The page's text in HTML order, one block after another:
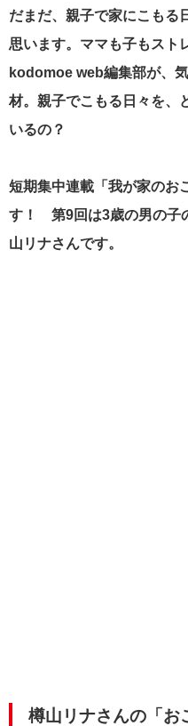
だまだ、親子で家にこもる
思います。 ママも子もスト
kodomoe web編集部が、
材。親子でこもる日々を、
いるの？
短期集中連載「我が家のお
す！ 第9回は3歳の男の子
山リナさんです。
樽山リナさんの「お